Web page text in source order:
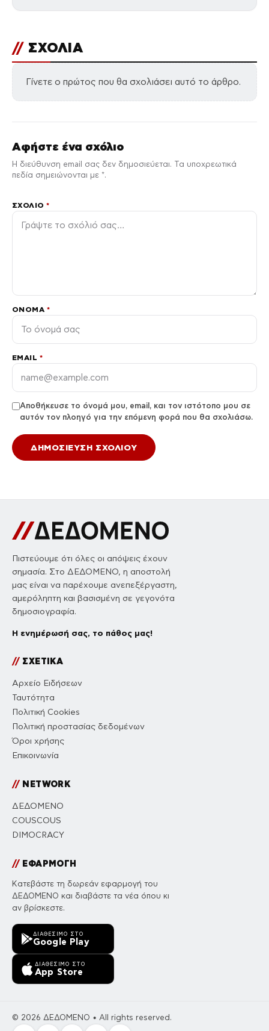
// ΣΧΟΛΙΑ
Γίνετε ο πρώτος που θα σχολιάσει αυτό το άρθρο.
Αφήστε ένα σχόλιο
Η διεύθυνση email σας δεν δημοσιεύεται. Τα υποχρεωτικά
πεδία σημειώνονται με *.
ΣΧΌΛΙΟ*
ΌΝΟΜΑ *
EMAIL *
Αποθήκευσε το όνομά μου, email, και τον ιστότοπο μου σε
αυτόν τον πλοηγό για την επόμενη φορά που θα σχολιάσω.
Πιστεύουμε ότι όλες οι απόψεις έχουν
σημασία. Στο ΔΕΔΟΜΕΝΟ, η αποστολή
μας είναι να παρέχουμε ανεπεξέργαστη,
αμερόληπτη και βασισμένη σε γεγονότα
δημοσιογραφία.
Η ενημέρωσή σας, το πάθος μας!
//ΣΧΕΤΙΚΑ
Αρχείο Ειδήσεων
Ταυτότητα
Πολιτική Cookies
Πολιτική προστασίας δεδομένων
Όροι χρήσης
Επικοινωνία
//NETWORK
ΔΕΔΟΜΕΝΟ
COUSCOUS
DIMOCRACY
//ΕΦΑΡΜΟΓΗ
Κατεβάστε τη δωρεάν εφαρμογή του
ΔΕΔΟΜΕΝΟ και διαβάστε τα νέα όπου κι
αν βρίσκεστε.
ΔΙΑΘΈΣΙΜΟ ΣΤΟ
Google Play
ΔΙΑΘΈΣΙΜΟ ΣΤΟ
App Store
© 2026 ΔΕΔΟΜΕΝΟ • All rights reserved.